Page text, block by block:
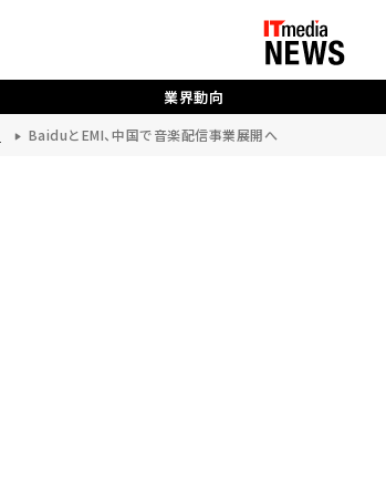
業界動向
BaiduとEMI、中国で音楽配信事業展開へ